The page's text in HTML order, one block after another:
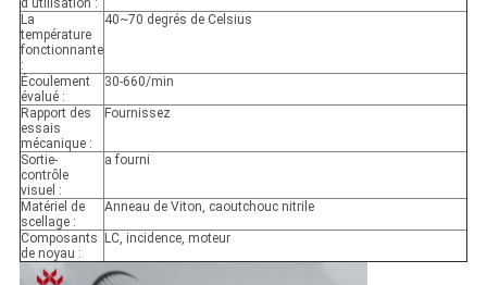
La
température
fonctionnante
:
40~70 degrés de Celsius
Écoulement
évalué :
30-660/min
Rapport des
essais
mécanique :
Fournissez
Sortie-
contrôle
visuel :
a fourni
Matériel de
scellage :
Anneau de Viton, caoutchouc nitrile
Composants
de noyau :
LC, incidence, moteur